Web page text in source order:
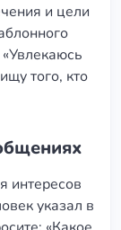
и цели
того, кто
интересов
указал в